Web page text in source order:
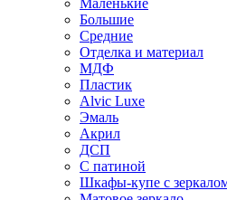
Маленькие
Большие
Средние
Отделка и материал
МДФ
Пластик
Alvic Luxe
Эмаль
Акрил
ДСП
С патиной
Шкафы-купе с